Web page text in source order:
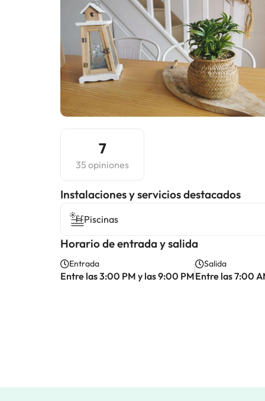
7
35 opiniones
Instalaciones y servicios destacados
Piscinas
Horario de entrada y salida
Entrada
Entre las 3:00 PM y las 9:00 PM
Salida
Entre las 7:00